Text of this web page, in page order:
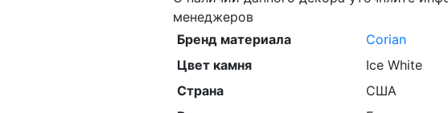
менеджеров
Бренд материала
Corian
Цвет камня
Ice White
Страна
США